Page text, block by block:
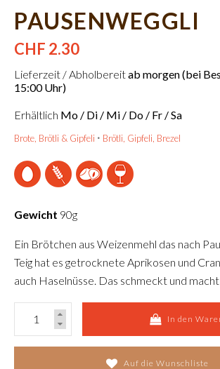
PAUSENWEGGLI
CHF 2.30
Lieferzeit / Abholbereitab morgen (bei
15:00 Uhr)
Erhältlich Mo / Di / Mi / Do / Fr / Sa
Brote, Brötli & Gipfeli Brötli, Gipfeli, Brezel
Gewicht 90g
Ein Brötchen aus Weizenmehl das nach
Teig hat es getrocknete Aprikosen und
auch Haselnüsse. Das schmeckt und
In den
Auf die Wunschliste